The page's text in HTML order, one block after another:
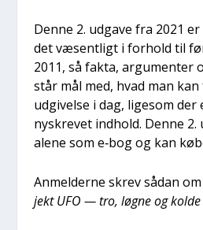
Den­ne 2. udga­ve fra 2021
det væsent­ligt i for­hold til
2011, så fak­ta, argu­men­ter
står mål med, hvad man
udgi­vel­se i dag, lige­som
nyskre­vet ind­hold. Den­ne
ale­ne som e‑bog og kan
Anmel­der­ne skrev sådan
jekt UFO — tro, løg­ne og